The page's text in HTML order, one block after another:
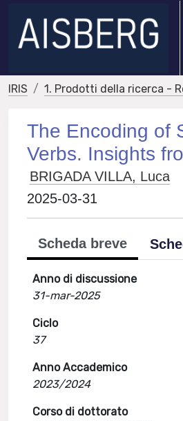
IRIS 1. Prodotti della ricerca -
The Encoding of
Verbs. Insights
BRIGADA VILLA, Luca
2025-03-31
Scheda breve
Anno di discussione
31-mar-2025
Ciclo
37
Anno Accademico
2023/2024
Corso di dottorato